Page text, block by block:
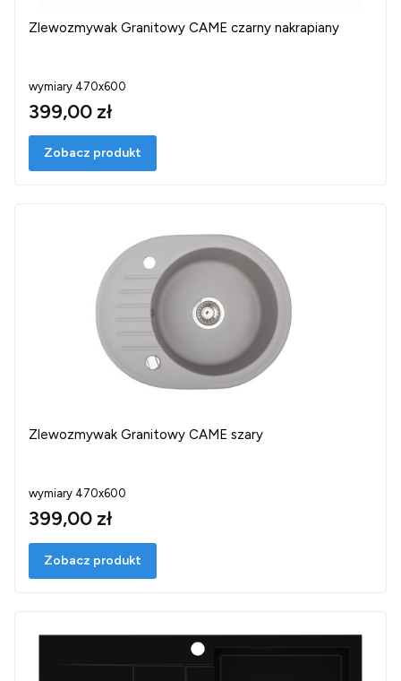
Zlewozmywak Granitowy CAME czarny nakrapiany
wymiary 470x600
399,00 zł
Zobacz produkt
Zlewozmywak Granitowy CAME szary
wymiary 470x600
399,00 zł
Zobacz produkt